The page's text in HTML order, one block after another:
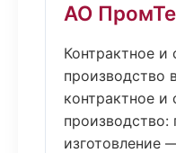
АО
Контрактное и
производство
контрактное и